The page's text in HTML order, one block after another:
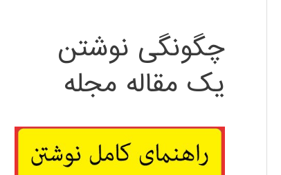
چگونگی نوشتن
یک مقاله مجله